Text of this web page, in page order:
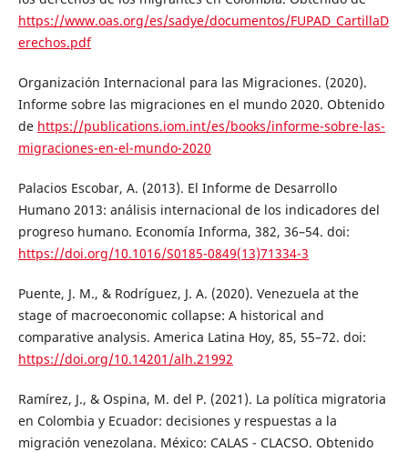
https://www.oas.org/es/sadye/documentos/FUPAD_CartillaD
erechos.pdf
Organización Internacional para las Migraciones. (2020).
Informe sobre las migraciones en el mundo 2020. Obtenido
de https://publications.iom.int/es/books/informe-sobre-las-
migraciones-en-el-mundo-2020
Palacios Escobar, A. (2013). El Informe de Desarrollo
Humano 2013: análisis internacional de los indicadores del
progreso humano. Economía Informa, 382, 36–54. doi:
https://doi.org/10.1016/S0185-0849(13)71334-3
Puente, J. M., & Rodríguez, J. A. (2020). Venezuela at the
stage of macroeconomic collapse: A historical and
comparative analysis. America Latina Hoy, 85, 55–72. doi:
https://doi.org/10.14201/alh.21992
Ramírez, J., & Ospina, M. del P. (2021). La política migratoria
en Colombia y Ecuador: decisiones y respuestas a la
migración venezolana. México: CALAS - CLACSO. Obtenido